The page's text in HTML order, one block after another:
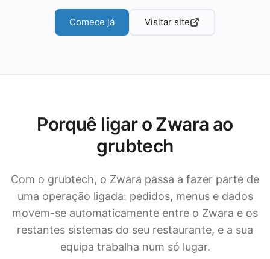
Comece já Visitar site
Porquê ligar o Zwara ao
grubtech
Com o grubtech, o Zwara passa a fazer parte de
uma operação ligada: pedidos, menus e dados
movem-se automaticamente entre o Zwara e os
restantes sistemas do seu restaurante, e a sua
equipa trabalha num só lugar.